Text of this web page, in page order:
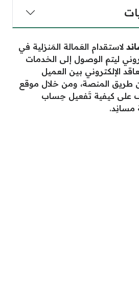
لاستقدام العَمالة المَنزلية في
ليتم الوصول إلى الخدمات
الإلكتروني بين العميل
طريق المنصة، ومن خلال موقع
على كيفية تَفعيل حِساب
مسانِد.